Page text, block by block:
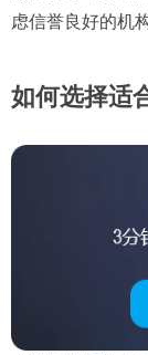
虑信誉良好的机
如何选择适